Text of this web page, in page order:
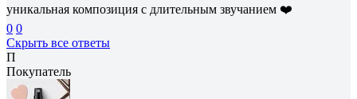
уникальная композиция с длительным звучанием ❤️
0 0
Скрыть все ответы
П
Покупатель